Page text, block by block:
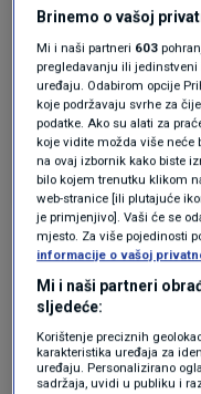
Bedastoća piše,
muškog
nego je cijeli svoj
susjed ima istu
ponašanje.
Brinemo o vašoj
Mi i naši partneri 603
pregledavanju ili
uređaju. Odabirom opcije
koje podržavaju svrhe za
podatke. Ako su alati za
koje vidite možda više neće
na ovaj izbornik kako biste
bilo kojem trenutku klikom
web-stranice [ili plutajuće
je primjenjivo]. Vaši će se
mjesto. Za više pojedinosti
informacije o vašoj
Mi i naši partneri
sljedeće:
Korištenje preciznih
karakteristika uređaja za
uređaju. Personalizirano
sadržaja, uvidi u publiku i